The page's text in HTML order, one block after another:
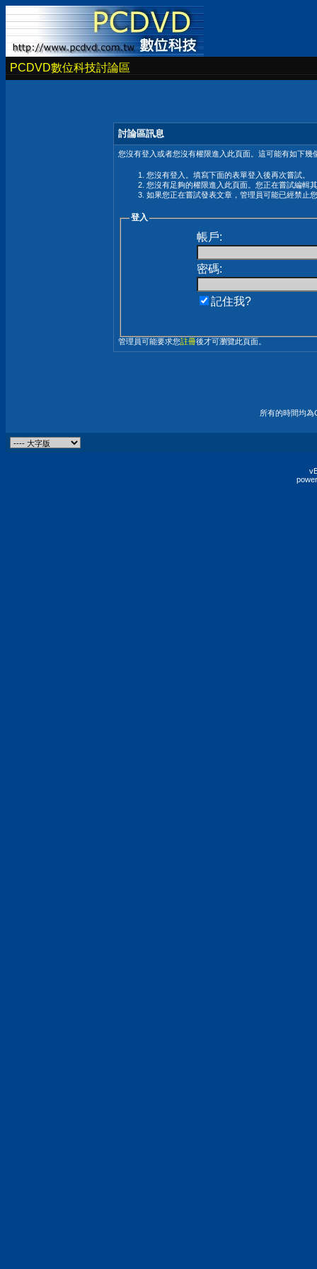
PCDVD數位科技討論區
討論區訊息
您沒有登入或者您沒有權限進入此頁面。這可能有如下幾
您沒有登入。填寫下面的表單登入後再次嘗試。
您沒有足夠的權限進入此頁面。您正在嘗試編輯
如果您正在嘗試發表文章，管理員可能已經禁止
登入
帳戶:
密碼:
記住我?
管理員可能要求您註冊後才可瀏覽此頁面。
所有的時間均為